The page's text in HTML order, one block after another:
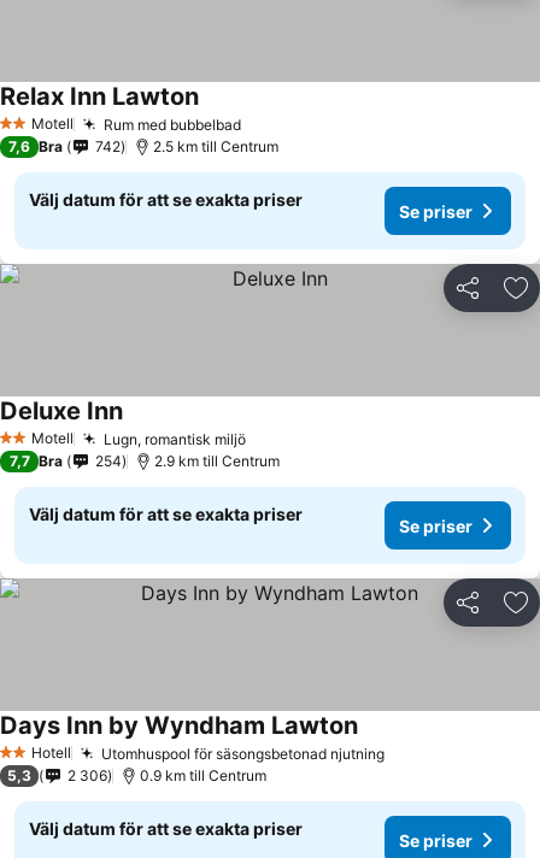
2 Stjärnor
Motell Rum med bubbelbadSe priser
Relax Inn LawtonSe priser
7,6 Bra 742 2.5 km till Centrum
Välj datum för att se exakta priser
Se priser
Dela
2 Stjärnor
Motell Lugn, romantisk miljöSe priser
Deluxe InnSe priser
7,7 Bra 254 2.9 km till Centrum
Välj datum för att se exakta priser
Se priser
Dela
2 Stjärnor
Hotell Utomhuspool för säsongsbetonad njutningSe priser
Days Inn by Wyndham LawtonSe priser
5,3 2 306 0.9 km till Centrum
Välj datum för att se exakta priser
Se priser